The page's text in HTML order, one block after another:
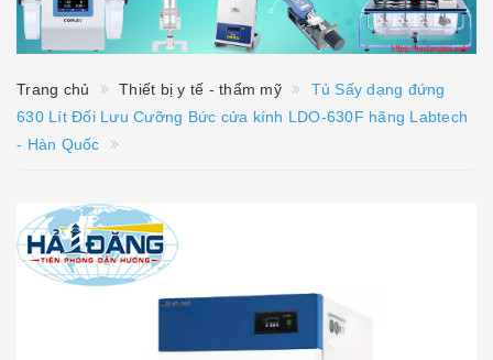
Trang chủ Thiết bị y tế - thẩm mỹ
Tủ Sấy dạng đứng
630 Lít Đối Lưu Cưỡng Bức cửa kính LDO-630F hãng Labtech
- Hàn Quốc